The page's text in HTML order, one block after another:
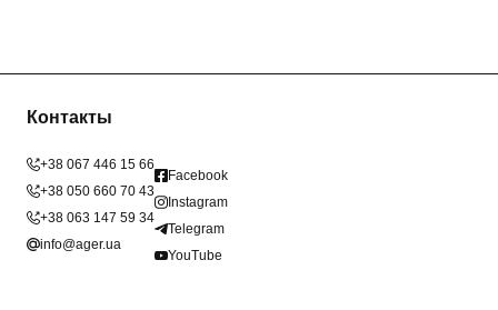
Контакты
+38 067 446 15 66
+38 050 660 70 43
+38 063 147 59 34
info@ager.ua
Facebook
Instagram
Telegram
YouTube